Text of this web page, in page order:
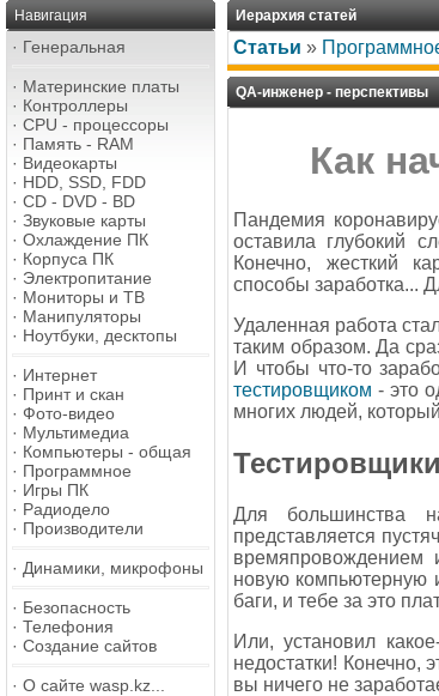
Навигация
· Генеральная
· Материнские платы
· Контроллеры
· CPU - процессоры
· Память - RAM
· Видеокарты
· HDD, SSD, FDD
· CD - DVD - BD
· Звуковые карты
· Охлаждение ПК
· Корпуса ПК
· Электропитание
· Мониторы и ТВ
· Манипуляторы
· Ноутбуки, десктопы
· Интернет
· Принт и скан
· Фото-видео
· Мультимедиа
· Компьютеры - общая
· Программное
· Игры ПК
· Радиодело
· Производители
· Динамики, микрофоны
· Безопасность
· Телефония
· Создание сайтов
· О сайте wasp.kz...
Иерархия статей
Статьи »
QA-инженер - перспективы
Как
Пандемия
оставила глубокий
Конечно, жесткий
способы заработка...
Удаленная работа
таким образом. Да
И чтобы что-то
тестировщиком - это
многих людей,
Для большинства
представляется
времяпровождением
новую компьютерную
баги, и тебе за это
Или, установил
недостатки! Конечно,
вы ничего не